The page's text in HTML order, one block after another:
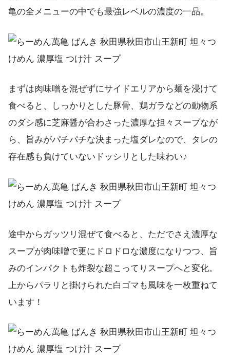
亀の全メニューの中でも最強レベルの濃度の一品。
まずは肉味噌を混ぜずにサイドエリアから麺を浸けて
食べると、しっかりとした豚骨、鶏ガラなどの動物系
のダシ感に芝麻醤が合わさった濃厚な担々スープなが
ら、旨みがパチパチな決まった塩ダレなので、タレの
存在感も負けていないドッシリとした味わい♪
途中からガッツリ混ぜて食べると、ただでさえ濃厚な
スープが肉味噌で更にドロドロな濃度になりつつ、旨
みのインパクトも炸裂な超こってりスープへと変化。
上からパラリと掛けられた白ゴマも風味を一枚重ねて
います！